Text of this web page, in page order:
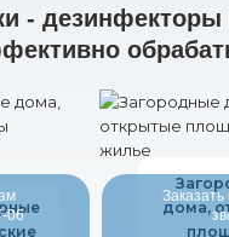
06
- дезинфекторы
дома,